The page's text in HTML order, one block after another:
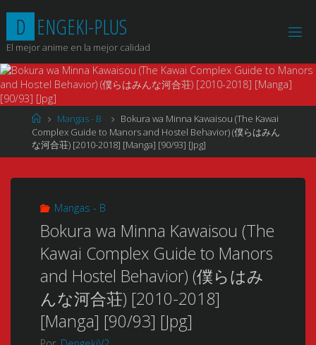
contenido
D ENGEKI-PLUS
El mejor anime en la mejor calidad
Página
de
Inicio
Mangas - B
Bokura wa Minna Kawaisou (The Kawai
Complex Guide to Manors and Hostel Behavior) (僕らはみん
な河合荘) [2010-2018] [Manga] [90/93] [Jpg]
Mangas - B
Bokura wa Minna Kawaisou (The
Kawai Complex Guide to Manors
and Hostel Behavior) (僕らはみ
んな河合荘) [2010-2018]
[Manga] [90/93] [Jpg]